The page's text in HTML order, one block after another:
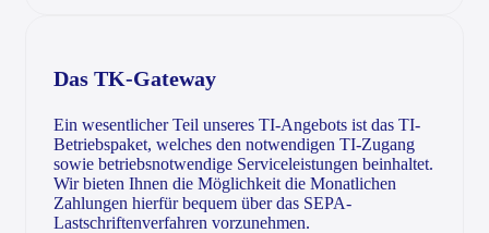
Das TK-Gateway
Ein wesentlicher Teil unseres TI-Angebots ist das TI-
Betriebspaket, welches den notwendigen TI-Zugang
sowie betriebsnotwendige Serviceleistungen beinhaltet.
Wir bieten Ihnen die Möglichkeit die Monatlichen
Zahlungen hierfür bequem über das SEPA-
Lastschriftenverfahren vorzunehmen.